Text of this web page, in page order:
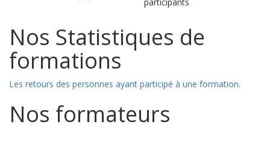
Nos Statistiques de
formations
Les retours des personnes ayant participé à une formation.
Nos formateurs